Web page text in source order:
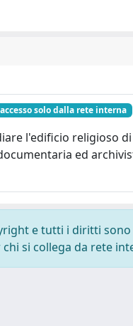
accesso solo dalla rete interna
l'edificio religioso di
ed
e tutti i diritti
si collega da rete